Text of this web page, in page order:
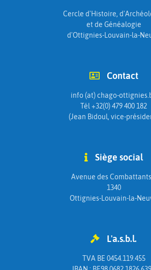
Cercle d'Histoire,
et de Généalogie
d'Ottignies-Louvain-la-
Contact
info (at) chago-
Tél +32(0) 479 400 182
(Jean Bidoul, vice-
Siège social
Avenue des
1340
Ottignies-Louvain-la-
L'a.s.b.l.
TVA BE 0454.119.455